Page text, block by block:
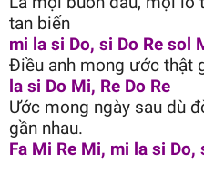
tan biến
mi la si Do, si Do Re sol
Điều anh mong ước thật
la si Do Mi, Re Do Re
Ước mong ngày sau dù
gần nhau.
Fa Mi Re Mi, mi la si Do,